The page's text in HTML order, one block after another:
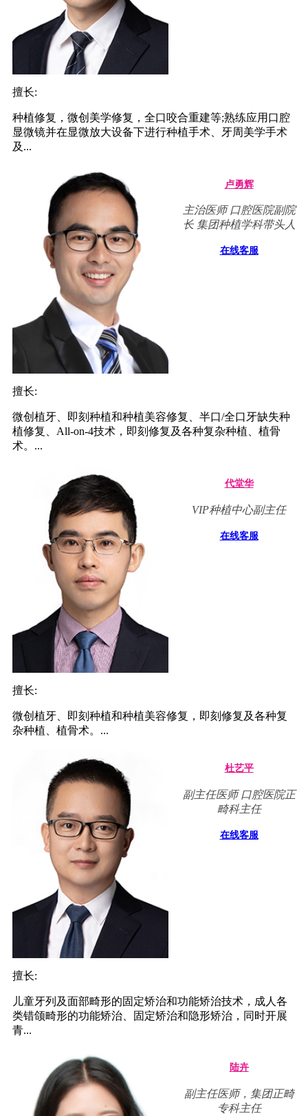
擅长:
种植修复，微创美学修复，全口咬合重建等;熟练应用口腔
显微镜并在显微放大设备下进行种植手术、牙周美学手术
及...
卢勇辉
主治医师 口腔医院副院
长 集团种植学科带头人
在线客服
擅长:
微创植牙、即刻种植和种植美容修复、半口/全口牙缺失种
植修复、All-on-4技术，即刻修复及各种复杂种植、植骨
术。...
代堂华
VIP种植中心副主任
在线客服
擅长:
微创植牙、即刻种植和种植美容修复，即刻修复及各种复
杂种植、植骨术。...
杜艺平
副主任医师 口腔医院正
畸科主任
在线客服
擅长:
儿童牙列及面部畸形的固定矫治和功能矫治技术，成人各
类错颌畸形的功能矫治、固定矫治和隐形矫治，同时开展
青...
陆卉
副主任医师，集团正畸
专科主任